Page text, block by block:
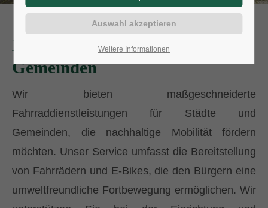
Lösungen für Städte &
Gemeinden
Wir bieten maßgeschneiderte
Fahrraddienstleistungen für Städte und
Gemeinden, die nachhaltige Mobilität fördern
möchten. Unser Service umfasst die Bereitstellung
von Fahrrädern und E-Bikes, die den Bürgern eine
umweltfreundliche Fortbewegung ermöglichen. Wir
Weitere Informationen